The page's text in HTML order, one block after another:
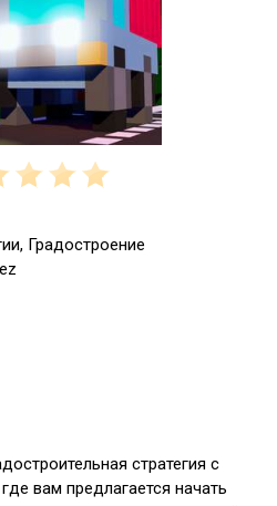
Градостроение
стратегия с
вам предлагается начать